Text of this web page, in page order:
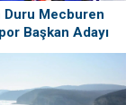
Duru Mecburen
Başkan Adayı